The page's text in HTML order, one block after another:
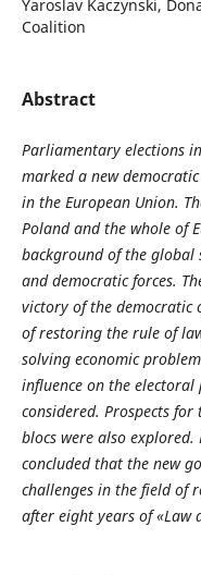
Yaroslav Kaczynski,
Coalition
Abstract
Parliamentary elections
marked a new
in the European Union.
Poland and the whole of
background of the
and democratic forces.
victory of the democratic
of restoring the rule of
solving economic
influence on the electoral
considered. Prospects
blocs were also
concluded that the new
challenges in the field of
after eight years of «Law